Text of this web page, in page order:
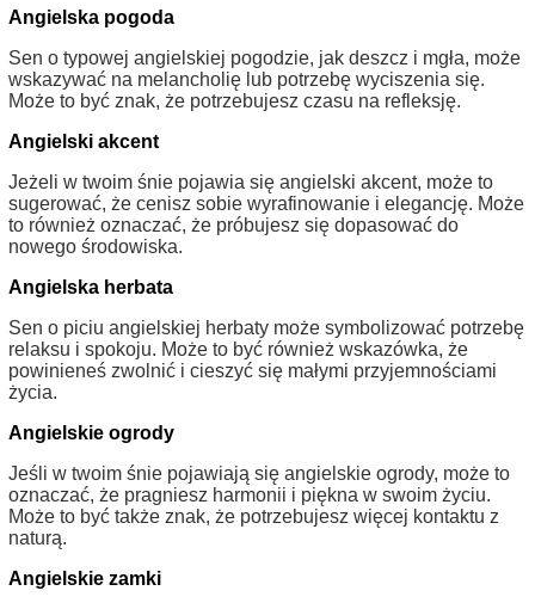
Angielska pogoda
Sen o typowej angielskiej pogodzie, jak deszcz i mgła, może
wskazywać na melancholię lub potrzebę wyciszenia się.
Może to być znak, że potrzebujesz czasu na refleksję.
Angielski akcent
Jeżeli w twoim śnie pojawia się angielski akcent, może to
sugerować, że cenisz sobie wyrafinowanie i elegancję. Może
to również oznaczać, że próbujesz się dopasować do
nowego środowiska.
Angielska herbata
Sen o piciu angielskiej herbaty może symbolizować potrzebę
relaksu i spokoju. Może to być również wskazówka, że
powinieneś zwolnić i cieszyć się małymi przyjemnościami
życia.
Angielskie ogrody
Jeśli w twoim śnie pojawiają się angielskie ogrody, może to
oznaczać, że pragniesz harmonii i piękna w swoim życiu.
Może to być także znak, że potrzebujesz więcej kontaktu z
naturą.
Angielskie zamki